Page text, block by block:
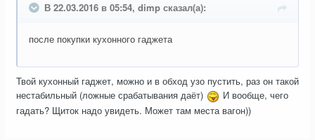
В 22.03.2016 в 05:54, dimp сказал(а):
после покупки кухонного гаджета
Твой кухонный гаджет, можно и в обход узо пустить, раз он такой
нестабильный (ложные срабатывания даёт)
И вообще, чего
гадать? Щиток надо увидеть. Может там места вагон))